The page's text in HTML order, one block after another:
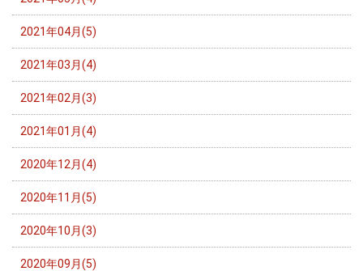
2021年04月(5)
2021年03月(4)
2021年02月(3)
2021年01月(4)
2020年12月(4)
2020年11月(5)
2020年10月(3)
2020年09月(5)